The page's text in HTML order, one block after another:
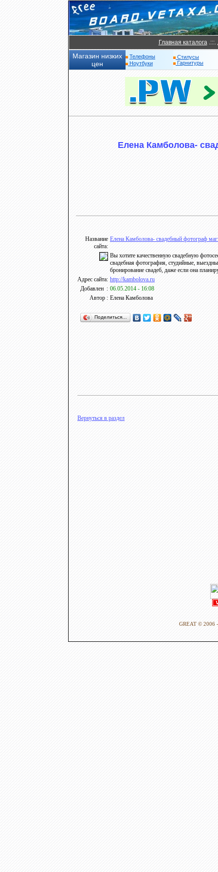
Главная каталога.:::.
Магазин низких
цен
Телефоны
Ноутбуки
Стилусы
Гарнитуры
Елена Камболова-
Название
сайта:
Елена Камболова- свадебный фотограф
Вы хотите качественную свадебную
свадебная фотография, студийные,
бронирование свадеб, даже если она
Адрес сайта: http://kambolova.ru
Добавлен : 06.05.2014 - 16:08
Автор : Елена Камболова
Поделиться…
Вернуться в раздел
GREAT © 2006